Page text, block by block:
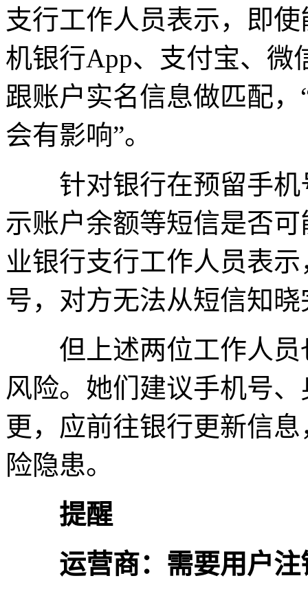
支行工作人员表示，即
机银行App、支付宝、微
跟账户实名信息做匹配
会有影响”。
针对银行在预留手机
示账户余额等短信是否
业银行支行工作人员表
号，对方无法从短信知
但上述两位工作人员
风险。她们建议手机号
更，应前往银行更新信
险隐患。
提醒
运营商：需要用户